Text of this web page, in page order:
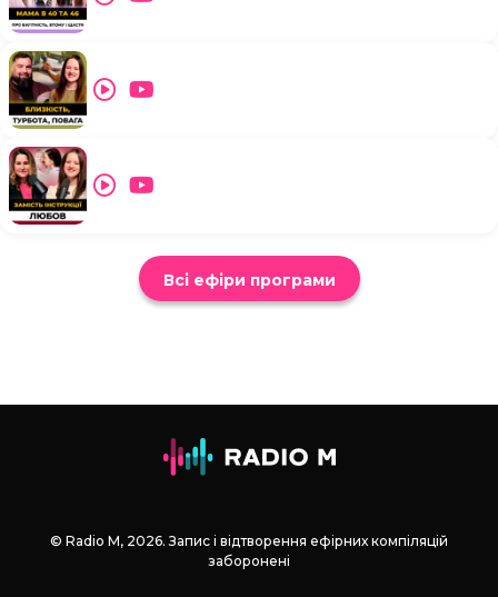
Всі ефіри програми
© Radio М, 2026. Запис і відтворення ефірних компіляцій
заборонені